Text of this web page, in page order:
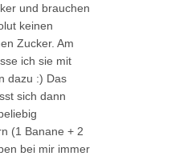
und brauchen
keinen
Zucker. Am
ich sie mit
dazu :) Das
sich dann
(1 Banane + 2
bei mir immer